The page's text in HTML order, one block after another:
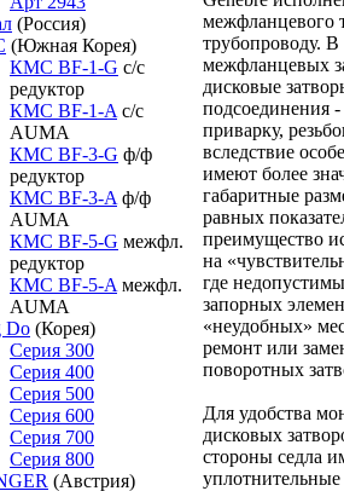
(Россия)
(Южная Корея)
КМС BF-1-G с/с
редуктор
КМС BF-1-A с/с
AUMA
КМС BF-3-G ф/ф
редуктор
КМС BF-3-A ф/ф
AUMA
КМС BF-5-G межфл.
редуктор
КМС BF-5-A межфл.
AUMA
Do (Корея)
Серия 300
Серия 400
Серия 500
Серия 600
Серия 700
Серия 800
(Австрия)
межфланцевого
трубопроводу. В
межфланцевых
дисковые
подсоединения
приварку,
вследствие
имеют более
габаритные
равных
преимущество
на
где
запорных
«неудобных»
ремонт или
поворотных
Для удобства
дисковых
стороны седла